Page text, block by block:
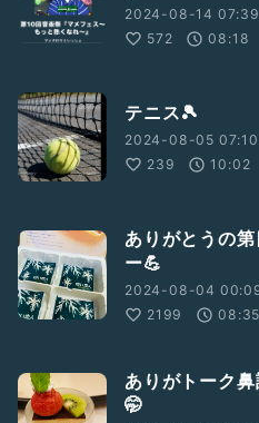
2024-08-14
572
08:18
テニス🎾
2024-08-05
239
10:02
ありがとうの
ー💪
2024-08-04
2199
08:35
ありがトーク鼻
🤭